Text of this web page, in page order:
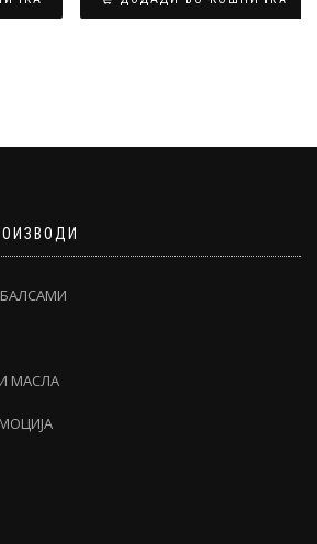
ден590.00.
ден530.00.
МАСЛА